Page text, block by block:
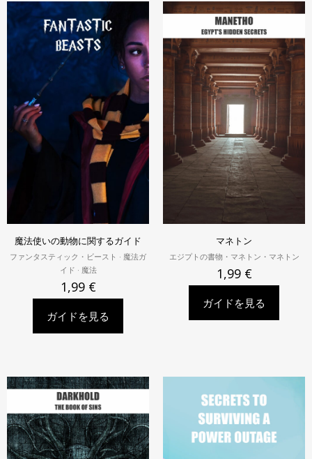
魔法使いの動物に関するガイド
ファンタスティック・ビースト · 魔法ガ
イド · 魔法
1,99 €
ガイドを見る
マネトン
エジプトの書物・マネトン・マネトン
1,99 €
ガイドを見る